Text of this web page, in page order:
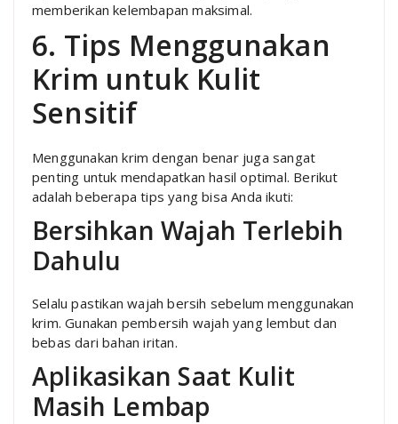
memberikan kelembapan maksimal.
6. Tips Menggunakan
Krim untuk Kulit
Sensitif
Menggunakan krim dengan benar juga sangat
penting untuk mendapatkan hasil optimal. Berikut
adalah beberapa tips yang bisa Anda ikuti:
Bersihkan Wajah Terlebih
Dahulu
Selalu pastikan wajah bersih sebelum menggunakan
krim. Gunakan pembersih wajah yang lembut dan
bebas dari bahan iritan.
Aplikasikan Saat Kulit
Masih Lembap